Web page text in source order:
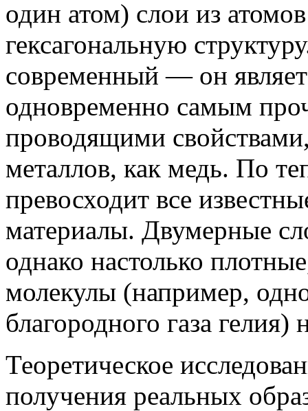
один атом) слои из
гексагональную
современный — он
одновременно самым
проводящими
металлов, как медь. По
превосходит все
материалы. Двумерные
однако настолько
молекулы (например,
благородного газа
Теоретическое
получения реальных